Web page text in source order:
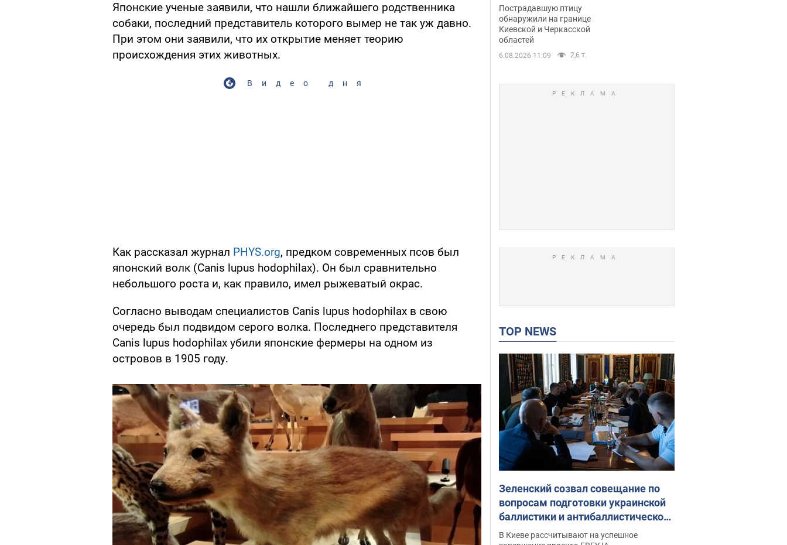
Японские ученые заявили, что нашли ближайшего родственника
собаки, последний представитель которого вымер не так уж давно.
При этом они заявили, что их открытие меняет теорию
происхождения этих животных.
Видео дня
Как рассказал журнал PHYS.org, предком современных псов был
японский волк (Canis lupus hodophilax). Он был сравнительно
небольшого роста и, как правило, имел рыжеватый окрас.
Согласно выводам специалистов Canis lupus hodophilax в свою
очередь был подвидом серого волка. Последнего представителя
Canis lupus hodophilax убили японские фермеры на одном из
островов в 1905 году.
нетипичный маршрут.
Фото
Пострадавшую птицу
обнаружили на границе
Киевской и Черкасской
областей
6.08.2026 11:09 2,6 т.
TOP NEWS
Зеленский созвал совещание по
вопросам подготовки украинской
баллистики и антибаллистической
программы FREYJA: какие
В Киеве рассчитывают на успешное